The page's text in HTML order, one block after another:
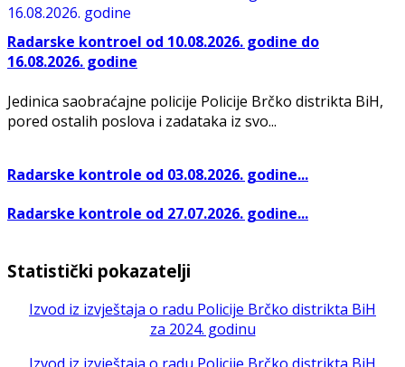
Radarske kontroel od 10.08.2026. godine do
16.08.2026. godine
Jedinica saobraćajne policije Policije Brčko distrikta BiH,
pored ostalih poslova i zadataka iz svo...
Radarske kontrole od 03.08.2026. godine...
Radarske kontrole od 27.07.2026. godine...
Statistički pokazatelji
Izvod iz izvještaja o radu Policije Brčko distrikta BiH
za 2024. godinu